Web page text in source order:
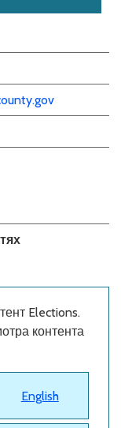
Elections.
контента
English